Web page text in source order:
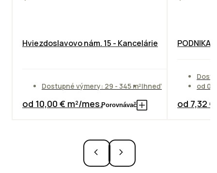
Hviezdoslavovo nám. 15 - Kancelárie
Dostupné výmery: 29 - 345 m²Ihneď
od 10,00 € m²/mes.Porovnávač
od
od 7,32